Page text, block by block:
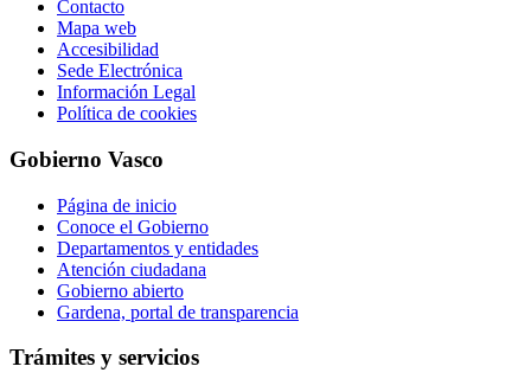
Contacto
Mapa web
Accesibilidad
Sede Electrónica
Información Legal
Política de cookies
Gobierno Vasco
Página de inicio
Conoce el Gobierno
Departamentos y entidades
Atención ciudadana
Gobierno abierto
Gardena, portal de transparencia
Trámites y servicios